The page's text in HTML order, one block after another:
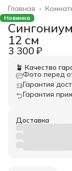
Главная ›
Новинка
12 см
3 300 ₽
🪴 Качество
Фото перед
Гарантия
Гарантия
Доставка